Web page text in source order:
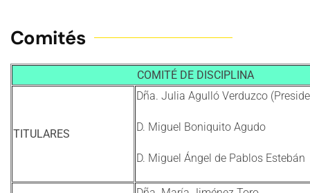
Comités
COMITÉ DE DISCIPLINA
TITULARES
Dña. Julia Agulló Verduzco
D. Miguel Boniquito Agudo
D. Miguel Ángel de Pablos Estebán